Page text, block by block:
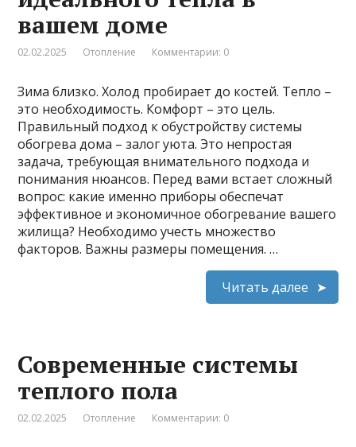
вашем доме
02.02.2025 Отопление Комментарии: 0
Зима близко. Холод пробирает до костей. Тепло –
это необходимость. Комфорт – это цель.
Правильный подход к обустройству системы
обогрева дома – залог уюта. Это непростая
задача, требующая внимательного подхода и
понимания нюансов. Перед вами встает сложный
вопрос: какие именно приборы обеспечат
эффективное и экономичное обогревание вашего
жилища? Необходимо учесть множество
факторов. Важны размеры помещения. …
Читать далее
Современные системы
теплого пола
02.02.2025 Отопление Комментарии: 0